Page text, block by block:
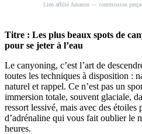
Lien affilié Amazon — commission
Titre : Les plus beaux spots de
pour se jeter à l’eau
Le canyoning, c’est l’art de
toutes les techniques à disposition :
naturel et rappel. Ce n’est pas un
immersion totale, souvent glaciale,
ressort lessivé, mais avec des étoiles
d’adrénaline qui vous fait oublier le
heures.